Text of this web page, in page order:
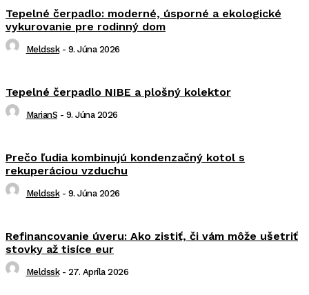
Tepelné čerpadlo: moderné, úsporné a ekologické
vykurovanie pre rodinný dom
Meldssk - 9. Júna 2026
Tepelné čerpadlo NIBE a plošný kolektor
MarianS - 9. Júna 2026
Prečo ľudia kombinujú kondenzačný kotol s
rekuperáciou vzduchu
Meldssk - 9. Júna 2026
Refinancovanie úveru: Ako zistiť, či vám môže ušetriť
stovky až tisíce eur
Meldssk - 27. Apríla 2026